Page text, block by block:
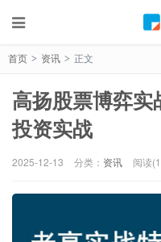
首页 > 资讯 > 正文
高扬股票博弈
投资实战
2025-12-13 分类： 资讯 阅读